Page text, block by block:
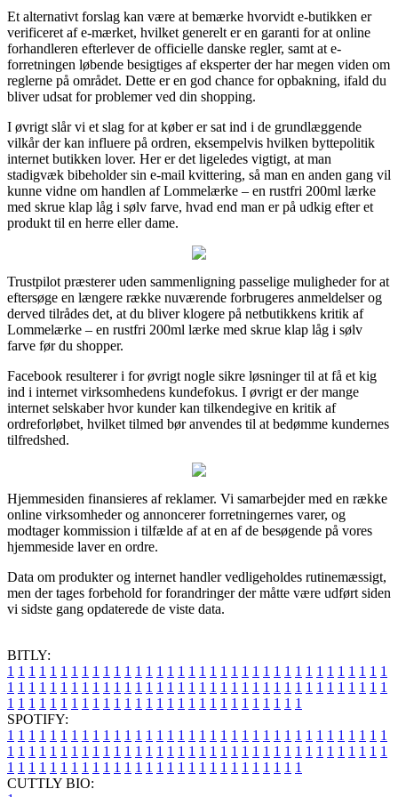
Et alternativt forslag kan være at bemærke hvorvidt e-butikken er
verificeret af e-mærket, hvilket generelt er en garanti for at online
forhandleren efterlever de officielle danske regler, samt at e-
forretningen løbende besigtiges af eksperter der har megen viden om
reglerne på området. Dette er en god chance for opbakning, ifald du
bliver udsat for problemer ved din shopping.
I øvrigt slår vi et slag for at køber er sat ind i de grundlæggende
vilkår der kan influere på ordren, eksempelvis hvilken byttepolitik
internet butikken lover. Her er det ligeledes vigtigt, at man
stadigvæk bibeholder sin e-mail kvittering, så man en anden gang vil
kunne vidne om handlen af Lommelærke – en rustfri 200ml lærke
med skrue klap låg i sølv farve, hvad end man er på udkig efter et
produkt til en herre eller dame.
Trustpilot præsterer uden sammenligning passelige muligheder for at
eftersøge en længere række nuværende forbrugeres anmeldelser og
derved tilrådes det, at du bliver klogere på netbutikkens kritik af
Lommelærke – en rustfri 200ml lærke med skrue klap låg i sølv
farve før du shopper.
Facebook resulterer i for øvrigt nogle sikre løsninger til at få et kig
ind i internet virksomhedens kundefokus. I øvrigt er der mange
internet selskaber hvor kunder kan tilkendegive en kritik af
ordreforløbet, hvilket tilmed bør anvendes til at bedømme kundernes
tilfredshed.
Hjemmesiden finansieres af reklamer. Vi samarbejder med en række
online virksomheder og annoncerer forretningernes varer, og
modtager kommission i tilfælde af at en af de besøgende på vores
hjemmeside laver en ordre.
Data om produkter og internet handler vedligeholdes rutinemæssigt,
men der tages forbehold for forandringer der måtte være udført siden
vi sidste gang opdaterede de viste data.
BITLY:
1 1 1 1 1 1 1 1 1 1 1 1 1 1 1 1 1 1 1 1 1 1 1 1 1 1 1 1 1 1 1 1 1 1 1 1
1 1 1 1 1 1 1 1 1 1 1 1 1 1 1 1 1 1 1 1 1 1 1 1 1 1 1 1 1 1 1 1 1 1 1 1
1 1 1 1 1 1 1 1 1 1 1 1 1 1 1 1 1 1 1 1 1 1 1 1 1 1 1 1
SPOTIFY:
1 1 1 1 1 1 1 1 1 1 1 1 1 1 1 1 1 1 1 1 1 1 1 1 1 1 1 1 1 1 1 1 1 1 1 1
1 1 1 1 1 1 1 1 1 1 1 1 1 1 1 1 1 1 1 1 1 1 1 1 1 1 1 1 1 1 1 1 1 1 1 1
1 1 1 1 1 1 1 1 1 1 1 1 1 1 1 1 1 1 1 1 1 1 1 1 1 1 1 1
CUTTLY BIO: